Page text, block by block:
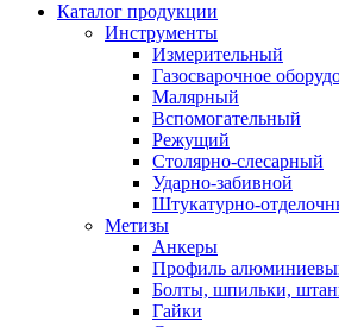
Каталог продукции
Инструменты
Измерительный
Газосварочное
Малярный
Вспомогательный
Режущий
Столярно-слесарный
Ударно-забивной
Штукатурно-
Метизы
Анкеры
Профиль
Болты, шпильки,
Гайки